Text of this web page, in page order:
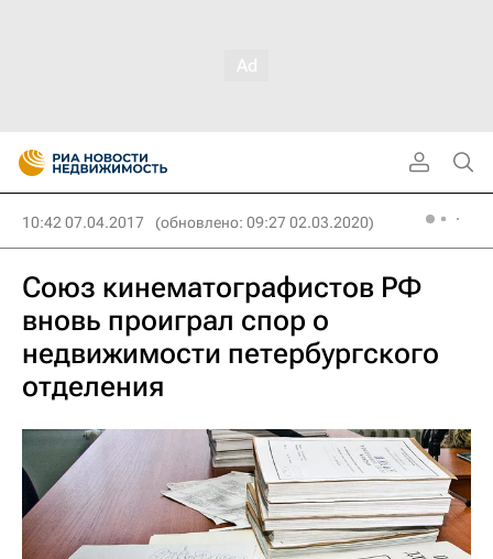
10:42 07.04.2017 (обновлено: 09:27 02.03.2020)
Союз кинематографистов РФ
вновь проиграл спор о
недвижимости петербургского
отделения